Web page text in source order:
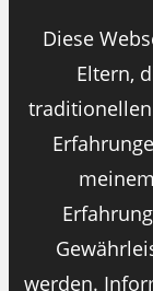
Diese
Eltern,
werden.